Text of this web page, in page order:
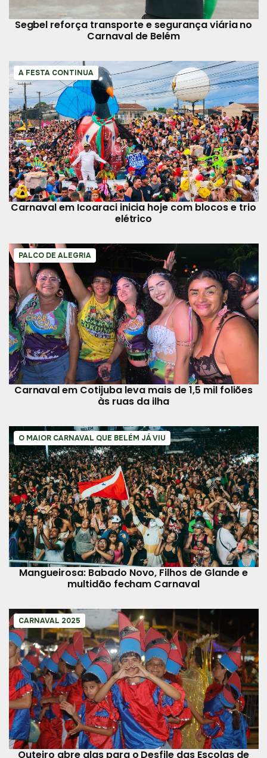
Segbel reforça transporte e segurança viária no
Carnaval de Belém
A FESTA CONTINUA
Carnaval em Icoaraci inicia hoje com blocos e trio
elétrico
PALCO DE ALEGRIA
Carnaval em Cotijuba leva mais de 1,5 mil foliões
às ruas da ilha
O MAIOR CARNAVAL QUE BELÉM JÁ VIU
Mangueirosa: Babado Novo, Filhos de Glande e
multidão fecham Carnaval
CARNAVAL 2025
Outeiro abre alas para o Desfile das Escolas de